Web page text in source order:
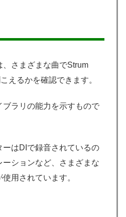
さまざまな曲でStrum
えるかを確認できます。
ブラリの能力を示すもので
ーはDIで録音されているの
ションなど、さまざまな
用されています。